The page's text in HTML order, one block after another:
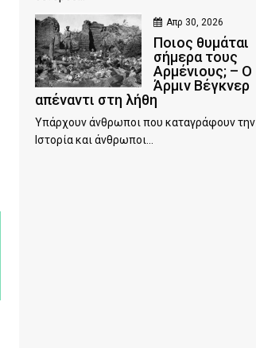
Απρ 30, 2026
Ποιος θυμάται
σήμερα τους
Αρμένιους; – Ο
Άρμιν Βέγκνερ
απέναντι στη λήθη
Υπάρχουν άνθρωποι που καταγράφουν την
Ιστορία και άνθρωποι...